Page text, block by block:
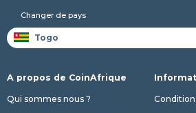
Changer de pays
A propos de CoinAfrique
Qui sommes nous ?